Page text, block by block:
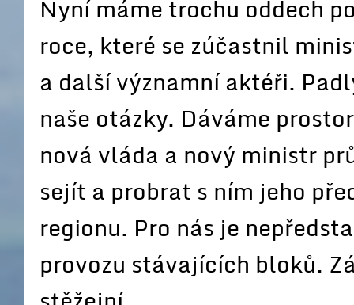
Nyní máme trochu oddech
roce, které se zúčastnil
a další významní aktéři.
naše otázky. Dáváme
nová vláda a nový ministr
sejít a probrat s ním jeho
regionu. Pro nás je
provozu stávajících bloků.